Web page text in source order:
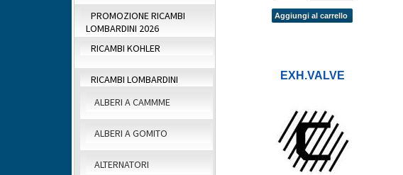
PROMOZIONE RICAMBI
LOMBARDINI 2026
RICAMBI KOHLER
RICAMBI LOMBARDINI
ALBERI A CAMMME
ALBERI A GOMITO
ALTERNATORI
Aggiungi al carrello
EXH.VALVE